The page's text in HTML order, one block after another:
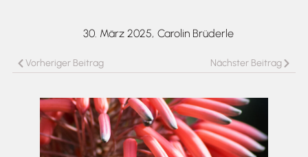
30. März 2025, Carolin Brüderle
Vorheriger Beitrag Nächster Beitrag